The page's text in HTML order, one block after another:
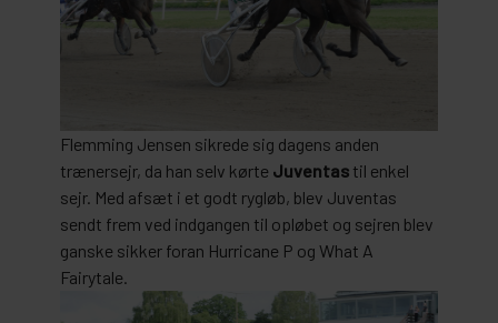
Flemming Jensen sikrede sig dagens anden
trænersejr, da han selv kørte Juventas til enkel
sejr. Med afsæt i et godt rygløb, blev Juventas
sendt frem ved indgangen til opløbet og sejren blev
ganske sikker foran Hurricane P og What A
Fairytale.